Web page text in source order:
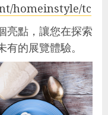
homeinstyle/tc
亮點，讓您在探索
的展覽體驗。